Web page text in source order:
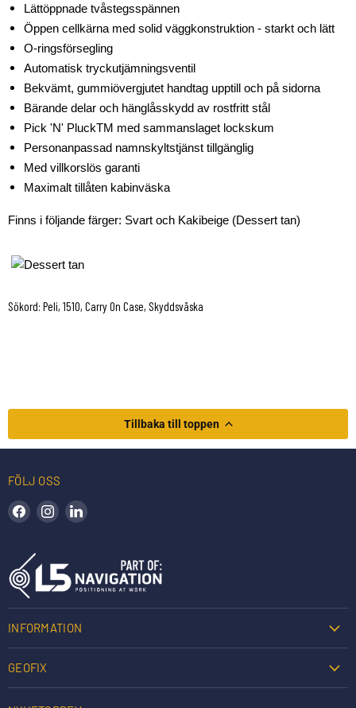
Lättöppnade tvåstegsspännen
Öppen cellkärna med solid väggkonstruktion - starkt och lätt
O-ringsförsegling
Automatisk tryckutjämningsventil
Bekvämt, gummiövergjutet handtag upptill och på sidorna
Bärande delar och hänglåsskydd av rostfritt stål
Pick 'N' PluckTM med sammanslaget lockskum
Personanpassad namnskyltstjänst tillgänglig
Med villkorslös garanti
Maximalt tillåten kabinväska
Finns i följande färger: Svart och Kakibeige (Dessert tan)
Sökord: Peli, 1510, Carry On Case, Skyddsväska
Tillbaka till toppen
FÖLJ OSS
Hitta oss på Facebook
Hitta oss på Instagram
INFORMATION
GEOFIX